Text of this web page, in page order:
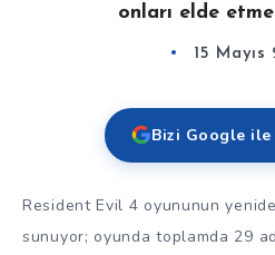
onları elde
15 Mayıs
Bizi Google ile
Resident Evil 4 oyununun
sunuyor; oyunda toplamda 29